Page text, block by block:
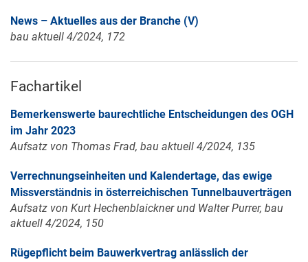
News – Aktuelles aus der Branche (V)
bau aktuell 4/2024, 172
Fachartikel
Bemerkenswerte baurechtliche Entscheidungen des OGH
im Jahr 2023
Aufsatz von Thomas Frad, bau aktuell 4/2024, 135
Verrechnungseinheiten und Kalendertage, das ewige
Missverständnis in österreichischen Tunnelbauverträgen
Aufsatz von Kurt Hechenblaickner und Walter Purrer, bau
aktuell 4/2024, 150
Rügepflicht beim Bauwerkvertrag anlässlich der